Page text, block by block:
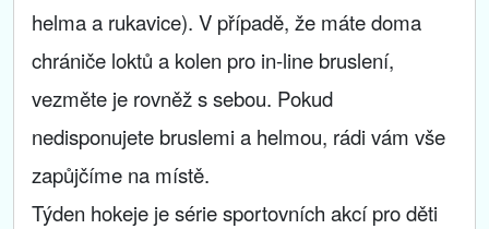
helma a rukavice). V případě, že máte doma
chrániče loktů a kolen pro in-line bruslení,
vezměte je rovněž s sebou. Pokud
nedisponujete bruslemi a helmou, rádi vám vše
zapůjčíme na místě.
Týden hokeje je série sportovních akcí pro děti